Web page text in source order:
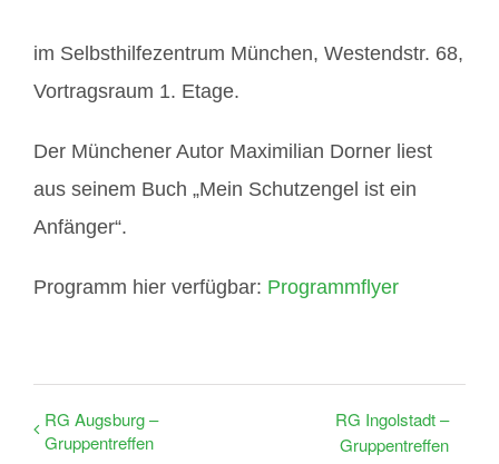
im Selbsthilfezentrum München, Westendstr. 68,
Vortragsraum 1. Etage.
Der Münchener Autor Maximilian Dorner liest
aus seinem Buch „Mein Schutzengel ist ein
Anfänger“.
Programm hier verfügbar: Programmflyer
RG Augsburg –
Gruppentreffen
RG Ingolstadt –
Gruppentreffen